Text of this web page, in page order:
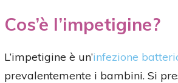
Cos’è l’impetigine?
L’impetigine è un’infezione
prevalentemente i bambini. Si